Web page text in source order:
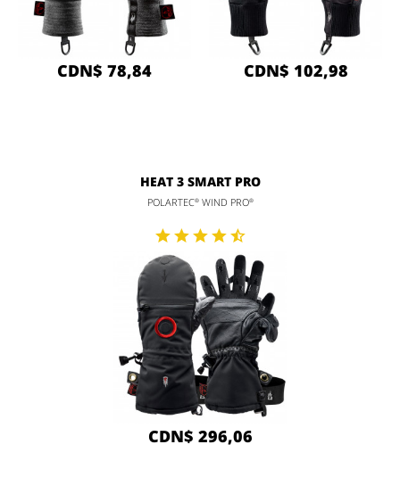
CDN$ 78,84 CDN$ 102,98
HEAT 3 SMART PRO
POLARTEC®WIND PRO®
CDN$ 296,06